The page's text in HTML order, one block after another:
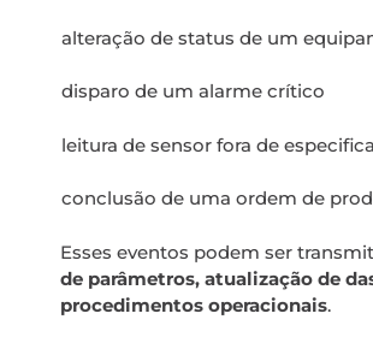
alteração de status de um
disparo de um alarme crítico
leitura de sensor fora de
conclusão de uma ordem de
Esses eventos podem ser
de parâmetros, atualização de
procedimentos operacionais.